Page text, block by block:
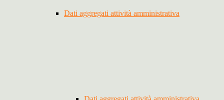
Dati aggregati attività amministrativa